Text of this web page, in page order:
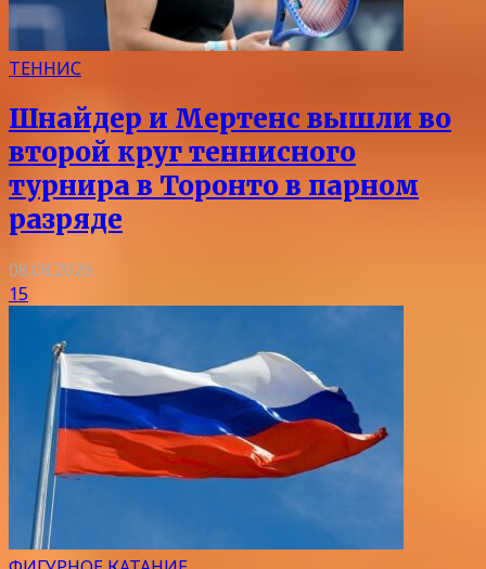
ТЕННИС
Шнайдер и Мертенс вышли во
второй круг теннисного
турнира в Торонто в парном
разряде
08.08.2026
15